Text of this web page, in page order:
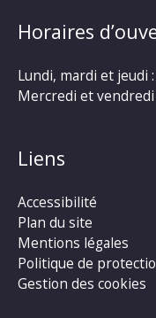
Horaires
Lundi, mardi et jeudi
Mercredi et vendredi
Liens
Accessibilité
Plan du site
Mentions légales
Politique de
Gestion des cookies